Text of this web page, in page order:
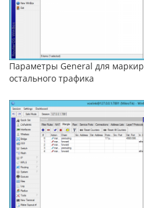
Параметры General для
остального трафика